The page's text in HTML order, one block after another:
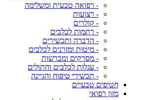
- רפואה טבעית ומשלימה
- רצועות
- קולרים
- רתמות לכלבים
- הדברה ותכשירים
- מיטות ומזרנים לכלבים
- מסרקים ומברשות
- עגלות לכלבים וחתולים
- תכשירי טיפוח והגיינה
חטיפים טבעיים
מזון רפואי